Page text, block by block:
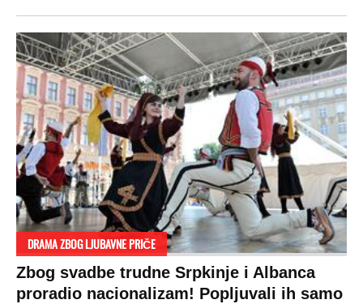
DRAMA ZBOG LJUBAVNE PRIČE
Zbog svadbe trudne Srpkinje i Albanca
proradio nacionalizam! Popljuvali ih samo